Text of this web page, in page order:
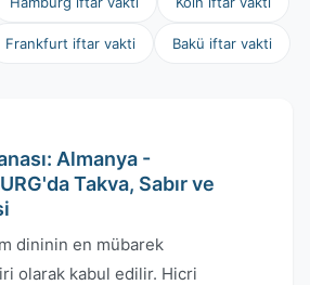
Frankfurt iftar vakti Bakü iftar vakti
Almanya -
Takva, Sabır ve
dininin en mübarek
olarak kabul edilir. Hicri